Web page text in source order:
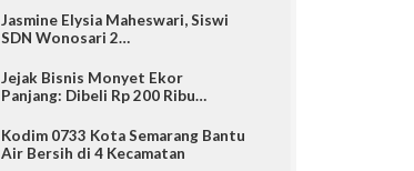
Jasmine Elysia Maheswari, Siswi
SDN Wonosari 2…
Jejak Bisnis Monyet Ekor
Panjang: Dibeli Rp 200 Ribu…
Kodim 0733 Kota Semarang Bantu
Air Bersih di 4 Kecamatan